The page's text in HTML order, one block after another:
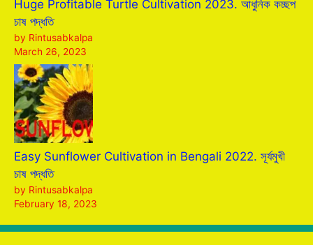
Huge Profitable Turtle Cultivation 2023. আধুনিক কচ্ছপ
চাষ পদ্ধতি
by Rintusabkalpa
March 26, 2023
Easy Sunflower Cultivation in Bengali 2022. সূর্যমুখী
চাষ পদ্ধতি
by Rintusabkalpa
February 18, 2023